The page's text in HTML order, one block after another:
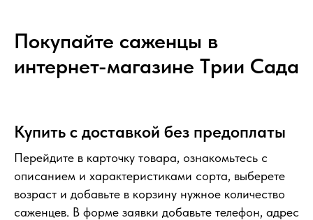
Покупайте саженцы в
интернет-магазине Tрии Сада
Купить с доставкой без предоплаты
Перейдите в карточку товара, ознакомьтесь с
описанием и характеристиками сорта, выберете
возраст и добавьте в корзину нужное количество
саженцев. В форме заявки добавьте телефон, адрес